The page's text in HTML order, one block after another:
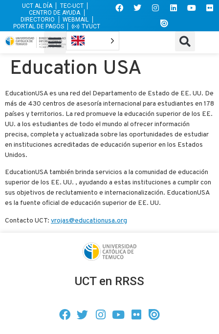
UCT AL DÍA
TEC-UCT
CENTRO DE AYUDA
DIRECTORIO
WEBMAIL
PORTAL DE PAGOS
TVUCT
Education USA
EducationUSA es una red del Departamento de Estado de EE. UU. De
más de 430 centros de asesoría internacional para estudiantes en 178
países y territorios. La red promueve la educación superior de los EE.
UU. a los estudiantes de todo el mundo al ofrecer información
precisa, completa y actualizada sobre las oportunidades de estudiar
en instituciones acreditadas de educación superior en los Estados
Unidos.
EducationUSA también brinda servicios a la comunidad de educación
superior de los EE. UU. , ayudando a estas instituciones a cumplir con
sus objetivos de reclutamiento e internacionalización. EducationUSA
es la fuente oficial de educación superior de EE. UU.
Contacto UCT: vrojas@educationusa.org
UCT en RRSS